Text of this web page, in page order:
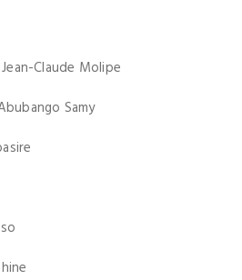
Claude Molipe
Samy